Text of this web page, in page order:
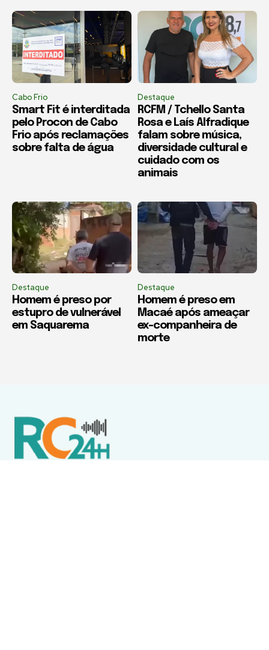
Cabo Frio
Smart Fit é interditada
pelo Procon de Cabo
Frio após reclamações
sobre falta de água
Destaque
RCFM / Tchello Santa
Rosa e Laís Alfradique
falam sobre música,
diversidade cultural e
cuidado com os
animais
Destaque
Homem é preso por
estupro de vulnerável
em Saquarema
Destaque
Homem é preso em
Macaé após ameaçar
ex-companheira de
morte